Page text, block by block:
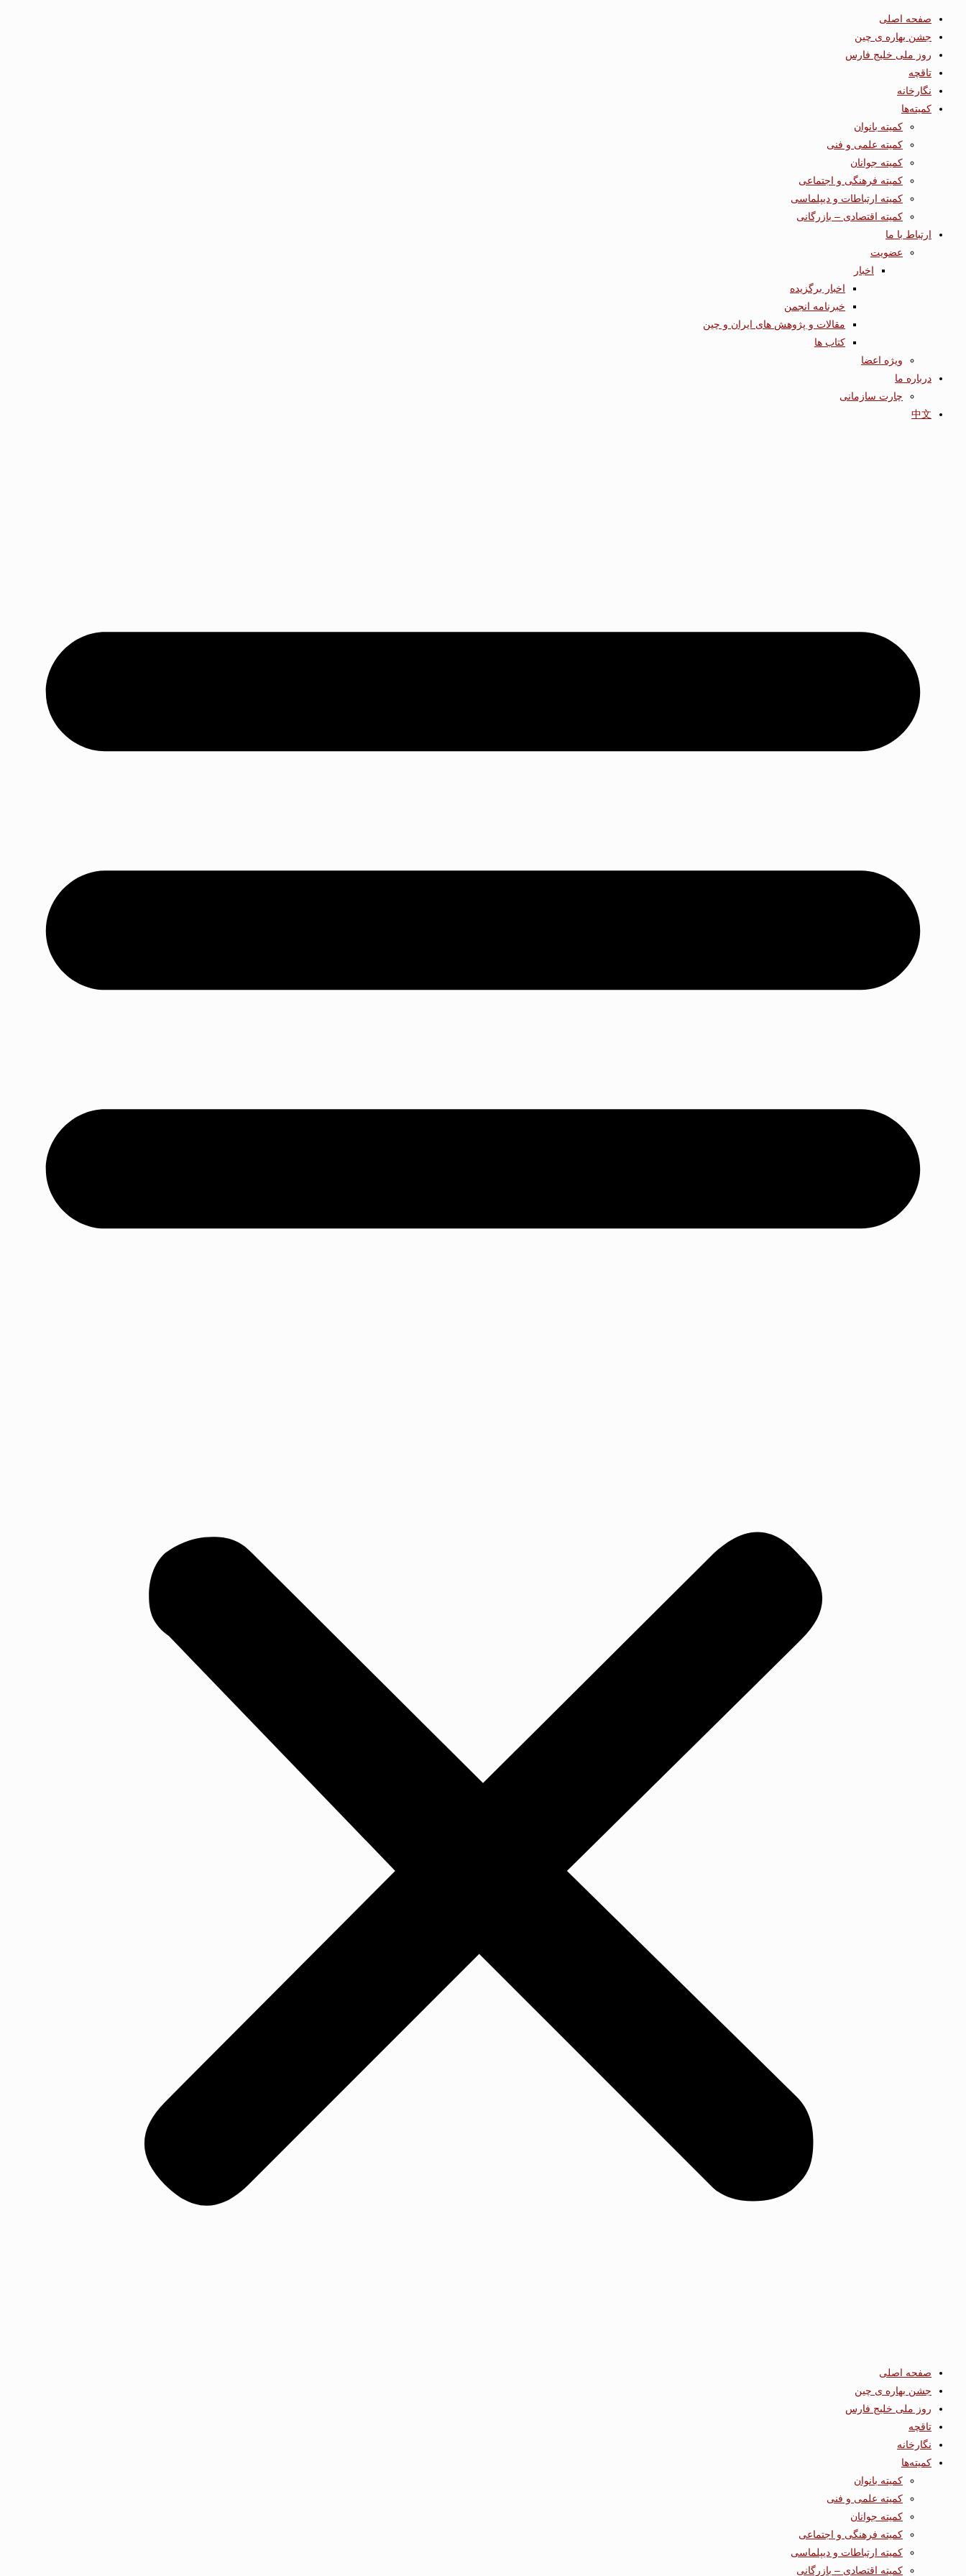
صفحه اصلی
جشن بهاره ی چین
روز ملی خلیج فارس
تاقچه
نگارخانه
کمیته‌ها
کمیته بانوان
کمیته علمی و فنی
کمیته جوانان
کمیته فرهنگی و اجتماعی
کمیته ارتباطات و دیپلماسی
کمیته اقتصادی – بازرگانی
ارتباط با ما
عضویت
اخبار
اخبار برگزیده
خبرنامه انجمن
مقالات و پژوهش های ایران و چین
کتاب ها
ویژه اعضا
درباره ما
چارت سازمانی
中文
صفحه اصلی
جشن بهاره ی چین
روز ملی خلیج فارس
تاقچه
نگارخانه
کمیته‌ها
کمیته بانوان
کمیته علمی و فنی
کمیته جوانان
کمیته فرهنگی و اجتماعی
کمیته ارتباطات و دیپلماسی
کمیته اقتصادی – بازرگانی